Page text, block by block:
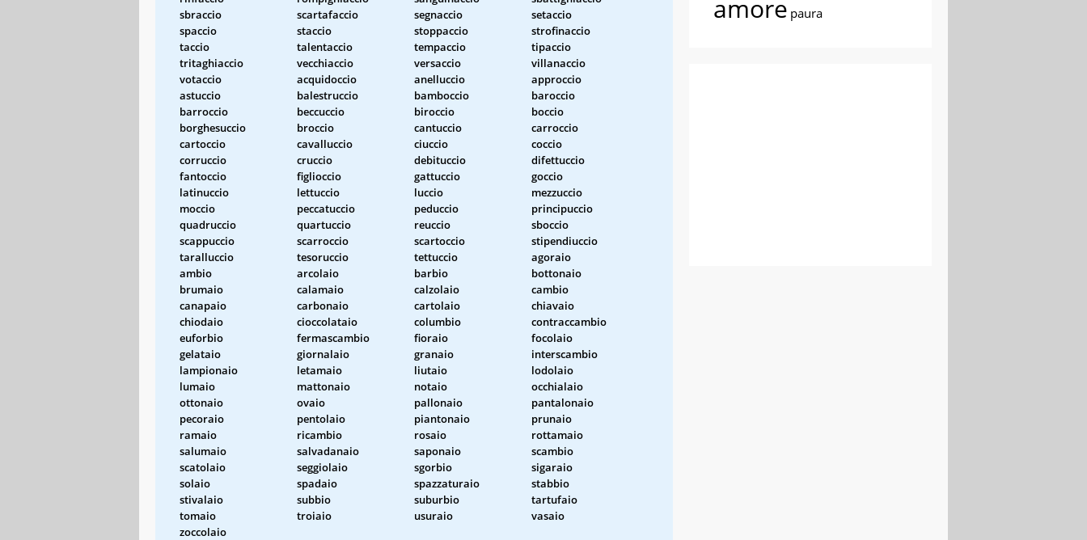
sbraccio
scartafaccio segnaccio
setaccio
spaccio
staccio stoppaccio
strofinaccio
taccio
talentaccio tempaccio
tipaccio
tritaghiaccio
vecchiaccio versaccio
villanaccio
votaccio
acquidoccio anelluccio
approccio
astuccio
balestruccio bamboccio
baroccio
barroccio
beccuccio biroccio
boccio
borghesuccio
broccio cantuccio
carroccio
cartoccio
cavalluccio ciuccio
coccio
corruccio
cruccio debituccio
difettuccio
fantoccio
figlioccio gattuccio
goccio
latinuccio
lettuccio luccio
mezzuccio
moccio
peccatuccio peduccio
principuccio
quadruccio
quartuccio reuccio
sboccio
scappuccio
scarroccio scartoccio
stipendiuccio
taralluccio
tesoruccio tettuccio
agoraio
ambio
arcolaio barbio
bottonaio
brumaio
calamaio calzolaio
cambio
canapaio
carbonaio cartolaio
chiavaio
chiodaio
cioccolataio columbio
contraccambio
euforbio
fermascambio fioraio
focolaio
gelataio
giornalaio granaio
interscambio
lampionaio
letamaio liutaio
lodolaio
lumaio
mattonaio notaio
occhialaio
ottonaio
ovaio pallonaio
pantalonaio
pecoraio
pentolaio piantonaio
prunaio
ramaio
ricambio rosaio
rottamaio
salumaio
salvadanaio saponaio
scambio
scatolaio
seggiolaio sgorbio
sigaraio
solaio
spadaio spazzaturaio
stabbio
stivalaio
subbio suburbio
tartufaio
tomaio
troiaio usuraio
vasaio
zoccolaio
amore paura